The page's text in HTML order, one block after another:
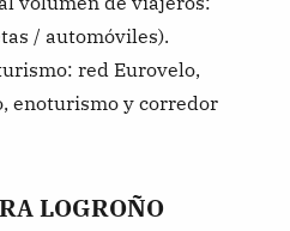
/ automóviles).
red Eurovelo,
enoturismo y corredor
LOGROÑO